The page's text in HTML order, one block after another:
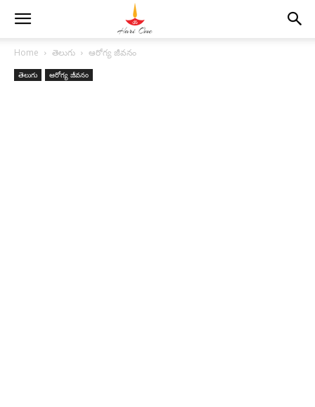
Home తెలుగు ఆరోగ్య జీవనం
తెలుగు ఆరోగ్య జీవనం